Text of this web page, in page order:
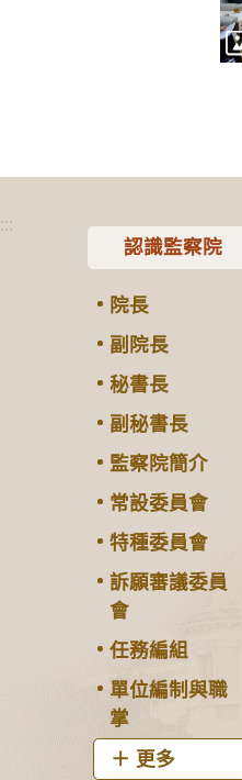
:::
認識監察院
院長
副院長
秘書長
副秘書長
監察院簡介
常設委員會
特種委員會
訴願審議委員
會
任務編組
單位編制與職
掌
更多